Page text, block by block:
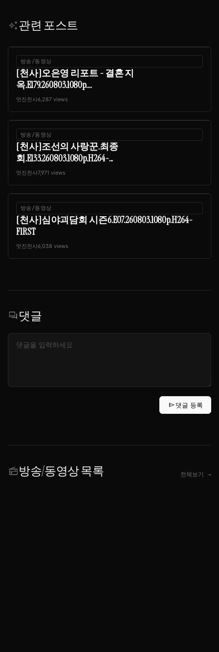
auto_awesome관련 포스트
방송/동영상
[천사]오은영 리포트 - 결혼 지
옥.E179.260803.1080p....
멋진천사6,287 views
방송/동영상
[천사]조선의 사랑꾼.최종
회.E133.260803.1080p.H264-...
멋진천사7,971 views
방송/동영상
[천사]심야괴담회 시즌6.E07.260803.1080p.H264-
F1RST
멋진천사6,038 views
forum댓글
send댓글 등록
radio방송/동영상 목록 전체보기 →